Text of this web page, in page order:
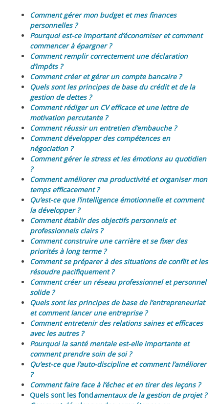
Comment gérer mon budget et mes finances
personnelles ?
Pourquoi est-ce important d’économiser et comment
commencer à épargner ?
Comment remplir correctement une déclaration
d’impôts ?
Comment créer et gérer un compte bancaire ?
Quels sont les principes de base du crédit et de la
gestion de dettes ?
Comment rédiger un CV efficace et une lettre de
motivation percutante ?
Comment réussir un entretien d’embauche ?
Comment développer des compétences en
négociation ?
Comment gérer le stress et les émotions au quotidien
?
Comment améliorer ma productivité et organiser mon
temps efficacement ?
Qu’est-ce que l’intelligence émotionnelle et comment
la développer ?
Comment établir des objectifs personnels et
professionnels clairs ?
Comment construire une carrière et se fixer des
priorités à long terme ?
Comment se préparer à des situations de conflit et les
résoudre pacifiquement ?
Comment créer un réseau professionnel et personnel
solide ?
Quels sont les principes de base de l’entrepreneuriat
et comment lancer une entreprise ?
Comment entretenir des relations saines et efficaces
avec les autres ?
Pourquoi la santé mentale est-elle importante et
comment prendre soin de soi ?
Qu’est-ce que l’auto-discipline et comment l’améliorer
?
Comment faire face à l’échec et en tirer des leçons ?
Quels sont les fondamentaux de la gestion de projet ?